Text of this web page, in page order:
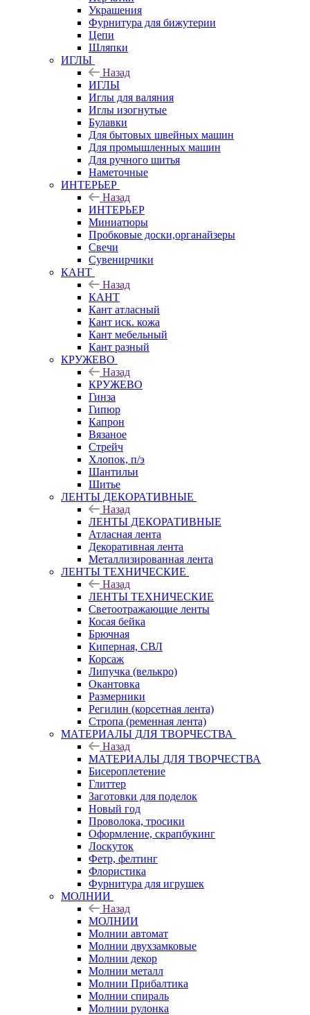
Украшения
Фурнитура для бижутерии
Цепи
Шляпки
ИГЛЫ
Назад
ИГЛЫ
Иглы для валяния
Иглы изогнутые
Булавки
Для бытовых швейных машин
Для промышленных машин
Для ручного шитья
Наметочные
ИНТЕРЬЕР
Назад
ИНТЕРЬЕР
Миниатюры
Пробковые доски,органайзеры
Свечи
Сувенирчики
КАНТ
Назад
КАНТ
Кант атласный
Кант иск. кожа
Кант мебельный
Кант разный
КРУЖЕВО
Назад
КРУЖЕВО
Гинза
Гипюр
Капрон
Вязаное
Стрейч
Хлопок, п/э
Шантильи
Шитье
ЛЕНТЫ ДЕКОРАТИВНЫЕ
Назад
ЛЕНТЫ ДЕКОРАТИВНЫЕ
Атласная лента
Декоративная лента
Металлизированная лента
ЛЕНТЫ ТЕХНИЧЕСКИЕ
Назад
ЛЕНТЫ ТЕХНИЧЕСКИЕ
Светоотражающие ленты
Косая бейка
Брючная
Киперная, СВЛ
Корсаж
Липучка (велькро)
Окантовка
Размерники
Регилин (корсетная лента)
Стропа (ременная лента)
МАТЕРИАЛЫ ДЛЯ ТВОРЧЕСТВА
Назад
МАТЕРИАЛЫ ДЛЯ ТВОРЧЕСТВА
Бисероплетение
Глиттер
Заготовки для поделок
Новый год
Проволока, тросики
Оформление, скрапбукинг
Лоскуток
Фетр, фелтинг
Флористика
Фурнитура для игрушек
МОЛНИИ
Назад
МОЛНИИ
Молнии автомат
Молнии двухзамковые
Молнии декор
Молнии металл
Молнии Прибалтика
Молнии спираль
Молнии рулонка